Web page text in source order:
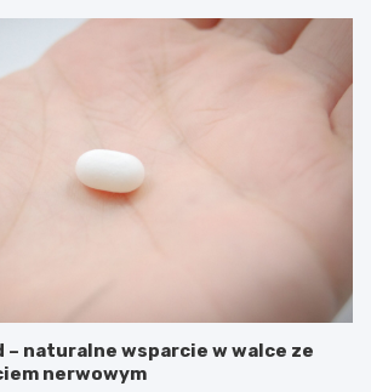
– naturalne wsparcie w walce ze
nerwowym